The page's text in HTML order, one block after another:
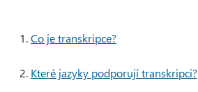
Co je transkripce?
Které jazyky podporují transkripci?